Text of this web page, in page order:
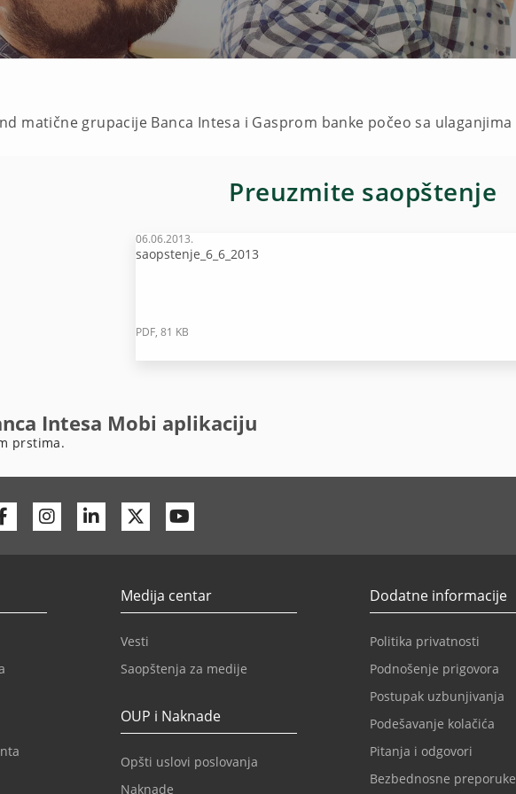
matične grupacije Banca Intesa i Gasprom banke počeo sa ulaganjima
Preuzmite saopštenje
06.06.2013.
saopstenje_6_6_2013
PDF, 81 KB
Intesa Mobi aplikaciju
prstima.
FacebookInstagram
LinkedinTwitter
Medija centar
Vesti
Saopštenja za medije
OUP i Naknade
Opšti uslovi poslovanja
Naknade
Dodatne informacije
Politika privatnosti
Podnošenje prigovora
Postupak uzbunjivanja
Podešavanje kolačića
Pitanja i odgovori
Bezbednosne preporuke